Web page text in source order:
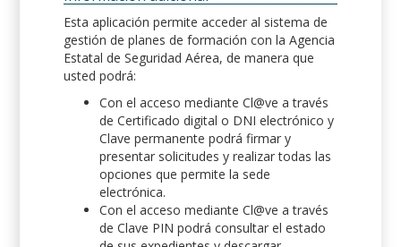
Esta aplicación permite acceder al sistema de
gestión de planes de formación con la Agencia
Estatal de Seguridad Aérea, de manera que
usted podrá:
Con el acceso mediante Cl@ve a través
de Certificado digital o DNI electrónico y
Clave permanente podrá firmar y
presentar solicitudes y realizar todas las
opciones que permite la sede
electrónica.
Con el acceso mediante Cl@ve a través
de Clave PIN podrá consultar el estado